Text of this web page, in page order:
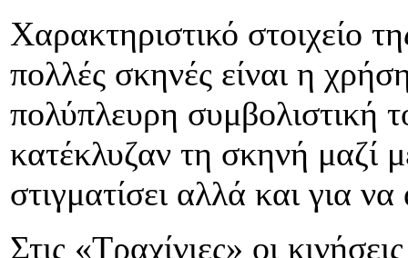
Χαρακτηριστικό στοιχείο
πολλές σκηνές είναι η
πολύπλευρη συμβολιστική
κατέκλυζαν τη σκηνή μαζί
στιγματίσει αλλά και για
Στις «Τραχίνιες» οι